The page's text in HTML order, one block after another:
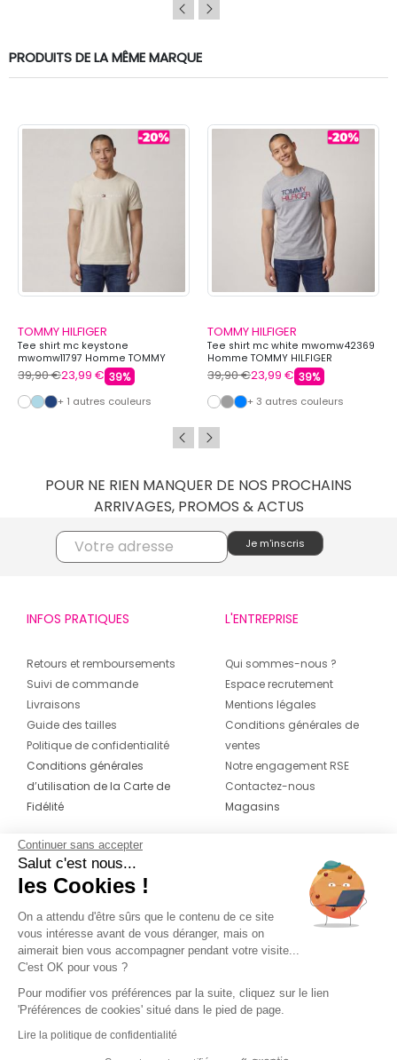
PRODUITS DE LA MÊME MARQUE
TOMMY HILFIGER
Tee shirt mc keystone
mwomw11797 Homme TOMMY
HILFIGER
39,90 €23,99 € 39%
+ 1 autres couleurs
TOMMY HILFIGER
Tee shirt mc white mwomw42369
Homme TOMMY HILFIGER
39,90 €23,99 € 39%
+ 3 autres couleurs
POUR NE RIEN MANQUER DE NOS PROCHAINS
ARRIVAGES, PROMOS & ACTUS
INFOS PRATIQUES
Retours et remboursements
Suivi de commande
Livraisons
Guide des tailles
Politique de confidentialité
Conditions générales
d’utilisation de la Carte de
Fidélité
L'ENTREPRISE
Qui sommes-nous ?
Espace recrutement
Mentions légales
Conditions générales de
ventes
Notre engagement RSE
Contactez-nous
Magasins
CONTACT
04 42 20 78 42
Du lundi au jeudi de 8h30 à 16h30 & le
vendredi de 8h30 à 15h30
Continuer sans accepter
Salut c'est nous...
les Cookies !
On a attendu d'être sûrs que le contenu de ce site
vous intéresse avant de vous déranger, mais on
aimerait bien vous accompagner pendant votre visite...
C'est OK pour vous ?
Pour modifier vos préférences par la suite, cliquez sur le lien
'Préférences de cookies' situé dans le pied de page.
Lire la politique de confidentialité